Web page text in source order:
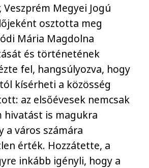
Veszprém Megyei Jogú
osztotta meg
Mária Magdolna
és történetének
fel, hangsúlyozva, hogy
kísérheti a közösség
az elsőévesek nemcsak
hivatást is magukra
a város számára
érték. Hozzátette, a
inkább igényli, hogy a